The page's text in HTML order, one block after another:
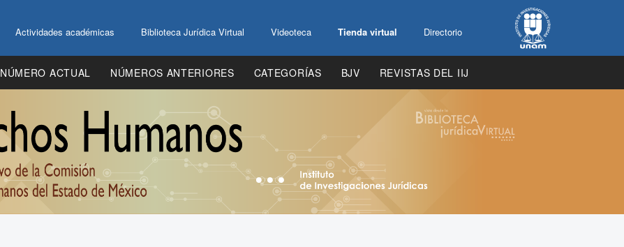
Actividades académicas Biblioteca Jurídica Virtual Videoteca Tienda virtual Directorio
NÚMERO ACTUAL NÚMEROS ANTERIORES CATEGORÍAS BJV REVISTAS DEL IIJ